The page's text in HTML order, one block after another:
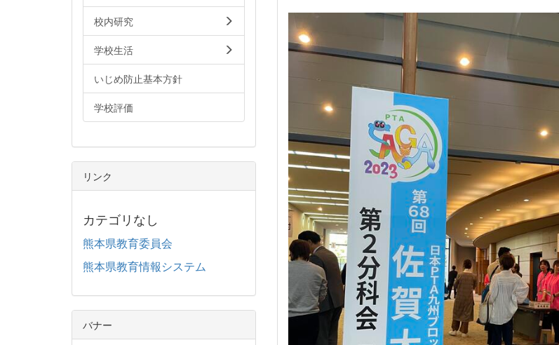
校内研究
学校生活
いじめ防止基本方針
学校評価
リンク
カテゴリなし
熊本県教育委員会
熊本県教育情報システム
バナー